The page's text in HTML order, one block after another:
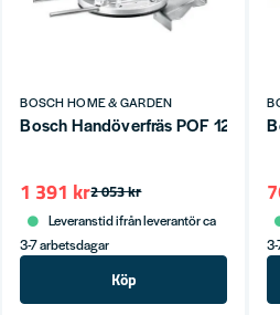
BOSCH HOME & GARDEN
Bosch Handöverfräs POF 1200
2 053 kr
1 391 kr
Leveranstid ifrån leverantör ca
3-7 arbetsdagar
Köp